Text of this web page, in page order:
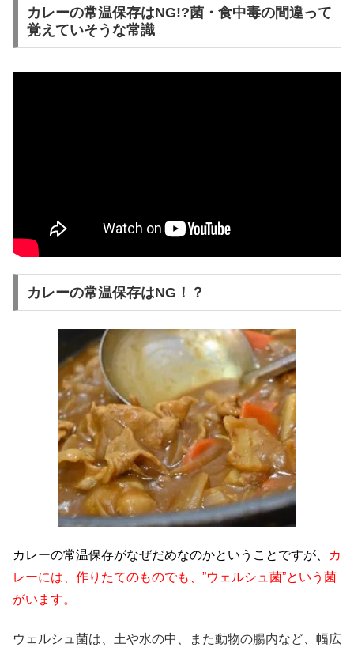
カレーの常温保存はNG!?菌・食中毒の間違って
覚えていそうな常識
カレーの常温保存はNG！？
カレーの常温保存がなぜだめなのかということですが、
カ
レーには、作りたてのものでも、”ウェルシュ菌”という菌
がいます。
ウェルシュ菌は、土や水の中、また動物の腸内など、幅広